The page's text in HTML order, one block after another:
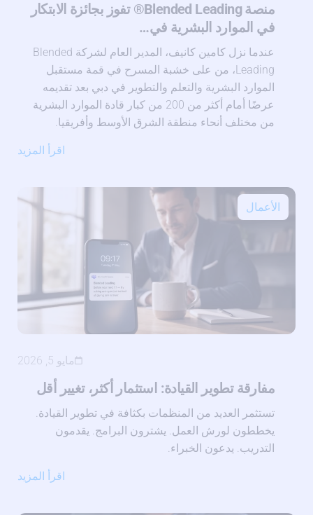
منصة Blended Leading® تفوز بجائزة الابتكار
في الموارد البشرية في…
عندما نزل كامين كانيف، المدير العام لشركة Blended
Leading، من على خشبة المسرح في قمة مستقبل
الموارد البشرية والتعلم والتطوير في دبي بعد تقديمه
عرضًا أمام أكثر من 200 من كبار قادة الموارد البشرية
من مختلف أنحاء منطقة الشرق الأوسط وأفريقيا.
اقرأ المزيد
الأعمال
مايو 5, 2026
مفارقة تطوير القيادة: استثمار أكثر، تغيير أقل
تستثمر العديد من المنظمات بكثافة في تطوير القيادة.
يخططون لورش العمل. يشترون البرامج. يقدمون
التدريب. يدعون الخبراء.
اقرأ المزيد